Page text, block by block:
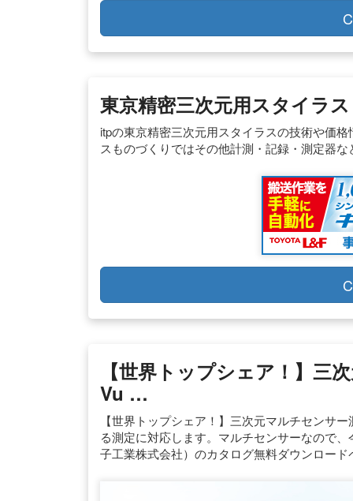
東京精密三次元用スタイラ
itpの東京精密三次元用スタイラスの技術や価
スものづくりではその他計測・記録・測定器
【世界トップシェア！】三
Vu …
【世界トップシェア！】三次元マルチセンサ
る測定に対応します。マルチセンサーなので
子工業株式会社）のカタログ無料ダウンロード